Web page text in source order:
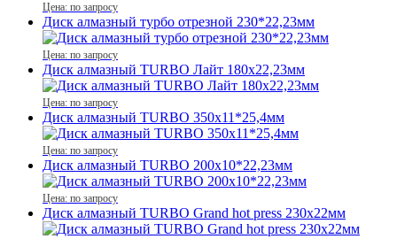
Цена: по запросу
Диск алмазный турбо отрезной 230*22,23мм
Цена: по запросу
Диск алмазный TURBO Лайт 180x22,23мм
Цена: по запросу
Диск алмазный TURBO 350x11*25,4мм
Цена: по запросу
Диск алмазный TURBO 200x10*22,23мм
Цена: по запросу
Диск алмазный TURBO Grand hot press 230x22мм